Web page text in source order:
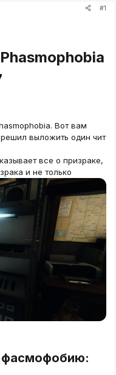
#1
Вот вам
выложить один чит
все о призраке,
и не только
фасмофобию:​